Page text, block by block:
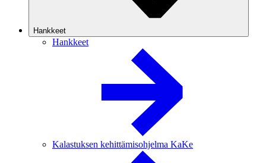
Hankkeet
Hankkeet
Kalastuksen kehittämisohjelma KaKe